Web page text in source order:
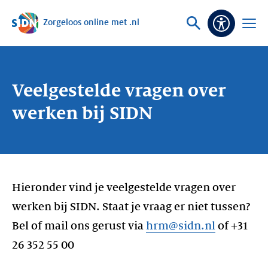
Sla navigatie over
Zorgeloos online met .nl
Vraag
Open
Veelgestelde vragen over
werken bij SIDN
Hieronder vind je veelgestelde vragen over
werken bij SIDN. Staat je vraag er niet tussen?
Bel of mail ons gerust via hrm@sidn.nl of +31
26 352 55 00